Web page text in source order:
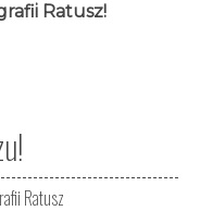
Ratusz!
Ratusz